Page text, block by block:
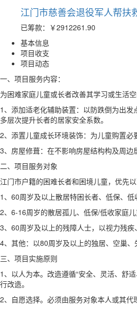
江门市慈善会退役军人帮扶
已筹款： ￥2912261.90
基本信息
项目收支
项目动态
一、项目服务内容：
为困难家庭儿童或长者改善其学习或生活
1、添加适老化辅助装置：以防跌倒为出
多层次提升长者的居家安全系数。
2、添置儿童成长环境装饰：为儿童购置
3、房屋修葺：在不影响房屋结构构及周
二、项目服务对象
江门市户籍的困难长者和困境儿童，优先以
1、60周岁及以上散居特困长者、低保、低
2、6-16周岁的散居孤儿、低保/低收家庭儿
3、60周岁及以上的残障人士，以视力残疾
4、其他：以80周岁及以上的独居、空巢
三、项目实施原则
1、以人为本。改造遵循“安全、灵活、舒
行改造。
2、自愿选择。必须由服务对象本人或其